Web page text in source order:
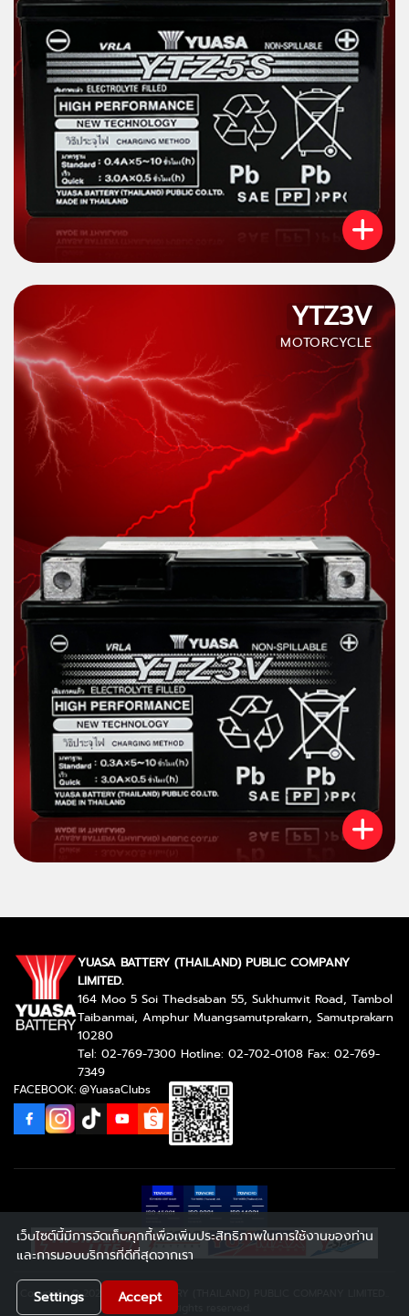
YTZ3V
MOTORCYCLE
YUASA BATTERY (THAILAND) PUBLIC COMPANY
LIMITED.
164 Moo 5 Soi Thedsaban 55, Sukhumvit Road, Tambol
Taibanmai, Amphur Muangsamutprakarn, Samutprakarn
10280
Tel: 02-769-7300 Hotline: 02-702-0108 Fax: 02-769-
7349
FACEBOOK: @YuasaClubs
Copyright © 2026 YUASA BATTERY (THAILAND) PUBLIC COMPANY LIMITED..
All rights reserved.
เว็บไซต์นี้มีการจัดเก็บคุกกี้เพื่อเพิ่มประสิทธิภาพในการใช้งานของท่าน
และการมอบบริการที่ดีที่สุดจากเรา
Settings Accept